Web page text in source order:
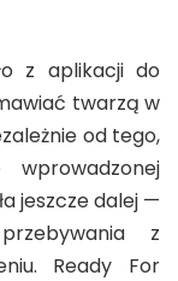
z aplikacji do
twarzą w
od tego,
jeszcze dalej —
z
Ready For